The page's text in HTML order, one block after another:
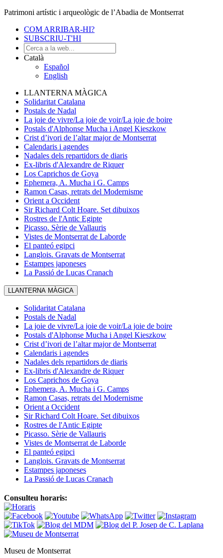
Patrimoni artístic i arqueològic de l’Abadia de Montserrat
COM ARRIBAR-HI?
SUBSCRIU-T'HI
Català
Español
English
LLANTERNA MÀGICA
Solidaritat Catalana
Postals de Nadal
La joie de vivre/La joie de voir/La joie de boire
Postals d'Alphonse Mucha i Angel Kieszkow
Crist d’ivori de l’altar major de Montserrat
Calendaris i agendes
Nadales dels repartidors de diaris
Ex-libris d'Alexandre de Riquer
Los Caprichos de Goya
Ephemera, A. Mucha i G. Camps
Ramon Casas, retrats del Modernisme
Orient a Occident
Sir Richard Colt Hoare. Set dibuixos
Rostres de l'Antic Egipte
Picasso. Sèrie de Vallauris
Vistes de Montserrat de Laborde
El panteó egipci
Langlois. Gravats de Montserrat
Estampes japoneses
La Passió de Lucas Cranach
LLANTERNA MÀGICA
Solidaritat Catalana
Postals de Nadal
La joie de vivre/La joie de voir/La joie de boire
Postals d'Alphonse Mucha i Angel Kieszkow
Crist d’ivori de l’altar major de Montserrat
Calendaris i agendes
Nadales dels repartidors de diaris
Ex-libris d'Alexandre de Riquer
Los Caprichos de Goya
Ephemera, A. Mucha i G. Camps
Ramon Casas, retrats del Modernisme
Orient a Occident
Sir Richard Colt Hoare. Set dibuixos
Rostres de l'Antic Egipte
Picasso. Sèrie de Vallauris
Vistes de Montserrat de Laborde
El panteó egipci
Langlois. Gravats de Montserrat
Estampes japoneses
La Passió de Lucas Cranach
Consulteu horaris:
Museu de Montserrat